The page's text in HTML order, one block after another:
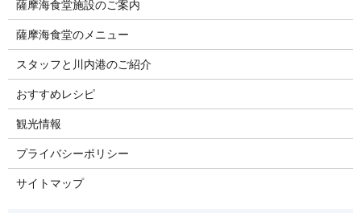
薩摩海食堂施設のご案内
薩摩海食堂のメニュー
スタッフと川内港のご紹介
おすすめレシピ
観光情報
プライバシーポリシー
サイトマップ